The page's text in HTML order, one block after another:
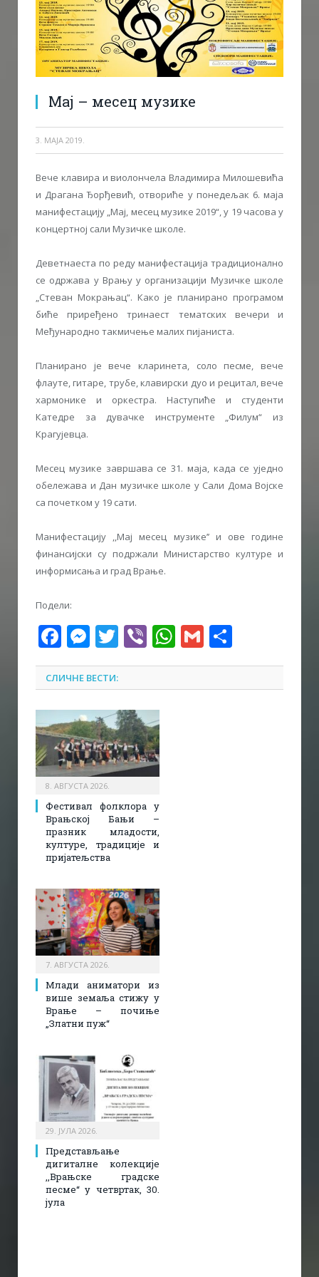
Мај – месец музике
3. МАЈА 2019.
Вече клавира и виолончела Владимира Милошевића
и Драгана Ђорђевић, отвориће у понедељак 6. маја
манифестацију „Мај, месец музике 2019“, у 19 часова у
концертној сали Музичке школе.
Деветнаеста по реду манифестација традиционално
се одржава у Врању у организацији Музичке школе
„Стеван Мокрањац“. Како је планирано програмом
биће приређено тринаест тематских вечери и
Међународно такмичење малих пијаниста.
Планирано је вече кларинета, соло песме, вече
флауте, гитаре, трубе, клавирски дуо и рецитал, вече
хармонике и оркестра. Наступиће и студенти
Катедре за дувачке инструменте „Филум“ из
Крагујевца.
Месец музике завршава се 31. маја, када се уједно
обележава и Дан музичке школе у Сали Дома Војске
са почетком у 19 сати.
Манифестацију ,,Мај месец музике’’ и ове године
финансијски су подржали Министарство културе и
информисања и град Врање.
Подели:
Facebook
Messenger
Twitter
ViberWhatsApp
Gmail
СЛИЧНЕ ВЕСТИ:
8. АВГУСТА 2026.
Фестивал фолклора у
Врањској Бањи –
празник младости,
културе, традиције и
пријатељства
7. АВГУСТА 2026.
Млади аниматори из
више земаља стижу у
Врање – почиње
„Златни пуж“
29. ЈУЛА 2026.
Представљање
дигиталне колекције
,,Врањске градске
песме“ у четвртак, 30.
јула